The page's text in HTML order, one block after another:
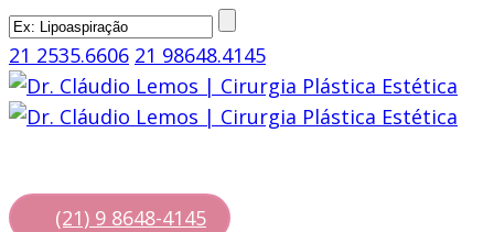
21 2535.6606 21 98648.4145
(21) 9 8648-4145